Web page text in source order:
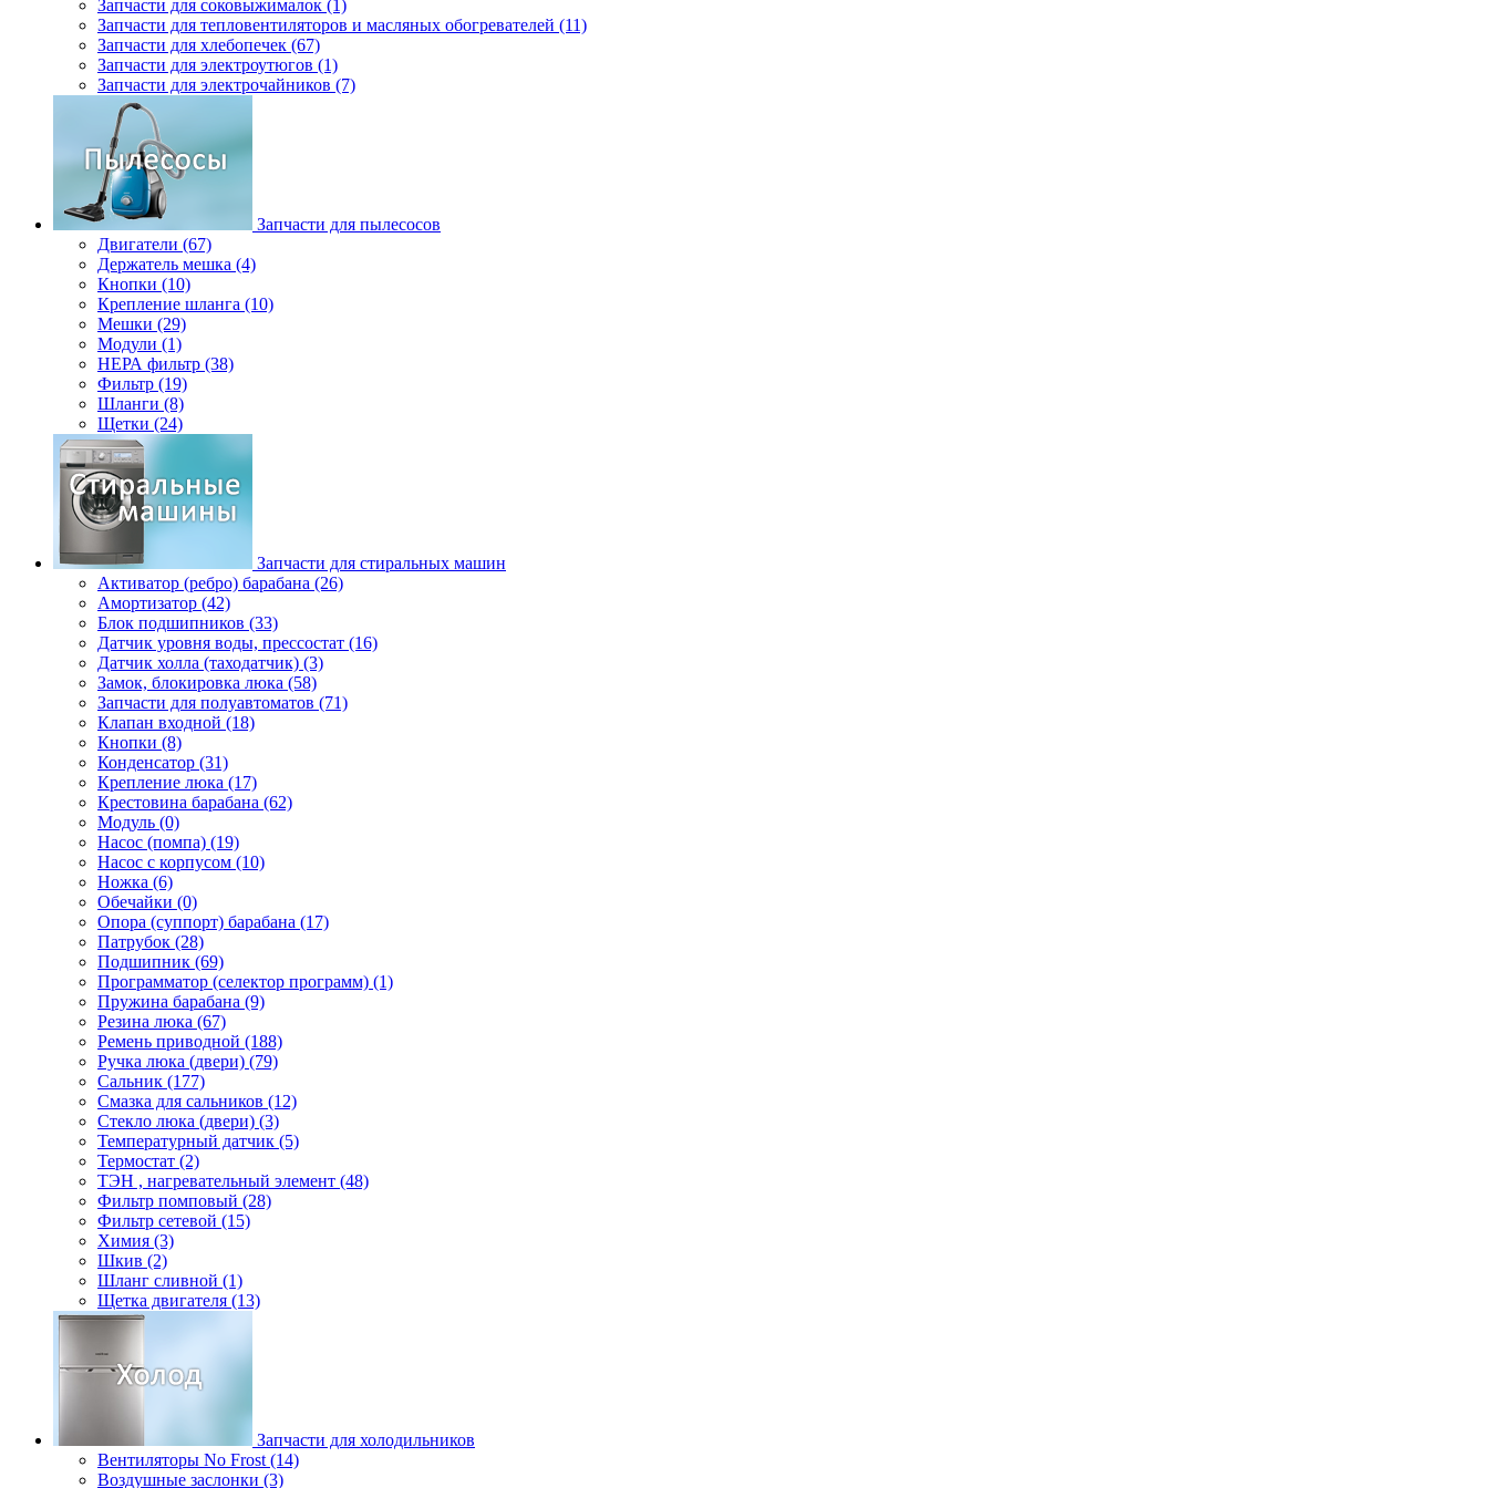
Запчасти для соковыжималок (1)
Запчасти для тепловентиляторов и масляных обогревателей (11)
Запчасти для хлебопечек (67)
Запчасти для электроутюгов (1)
Запчасти для электрочайников (7)
Запчасти для пылесосов
Двигатели (67)
Держатель мешка (4)
Кнопки (10)
Крепление шланга (10)
Мешки (29)
Модули (1)
НЕРА фильтр (38)
Фильтр (19)
Шланги (8)
Щетки (24)
Запчасти для стиральных машин
Активатор (ребро) барабана (26)
Амортизатор (42)
Блок подшипников (33)
Датчик уровня воды, прессостат (16)
Датчик холла (таходатчик) (3)
Замок, блокировка люка (58)
Запчасти для полуавтоматов (71)
Клапан входной (18)
Кнопки (8)
Конденсатор (31)
Крепление люка (17)
Крестовина барабана (62)
Модуль (0)
Насос (помпа) (19)
Насос c корпусом (10)
Ножка (6)
Обечайки (0)
Опора (суппорт) барабана (17)
Патрубок (28)
Подшипник (69)
Программатор (селектор программ) (1)
Пружина барабана (9)
Резина люка (67)
Ремень приводной (188)
Ручка люка (двери) (79)
Сальник (177)
Смазка для сальников (12)
Стекло люка (двери) (3)
Температурный датчик (5)
Термостат (2)
ТЭН , нагревательный элемент (48)
Фильтр помповый (28)
Фильтр сетевой (15)
Химия (3)
Шкив (2)
Шланг сливной (1)
Щетка двигателя (13)
Запчасти для холодильников
Вентиляторы No Frost (14)
Воздушные заслонки (3)